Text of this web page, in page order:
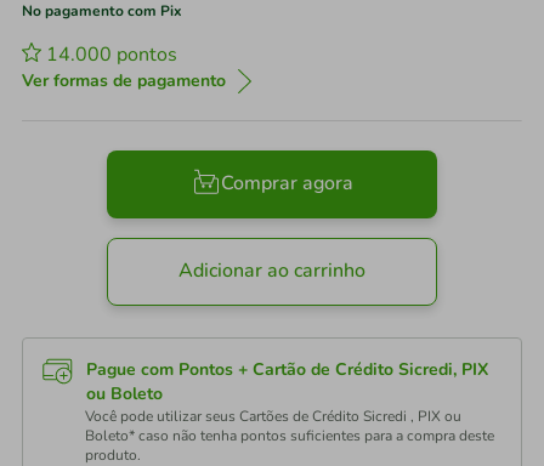
No pagamento com Pix
14.000 pontos
Ver formas de pagamento
Comprar agora
Adicionar ao carrinho
Pague com Pontos + Cartão de Crédito Sicredi, PIX
ou Boleto
Você pode utilizar seus Cartões de Crédito Sicredi , PIX ou
Boleto* caso não tenha pontos suficientes para a compra deste
produto.